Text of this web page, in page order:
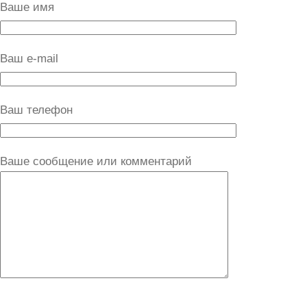
Ваше имя
Ваш e-mail
Ваш телефон
Ваше сообщение или комментарий